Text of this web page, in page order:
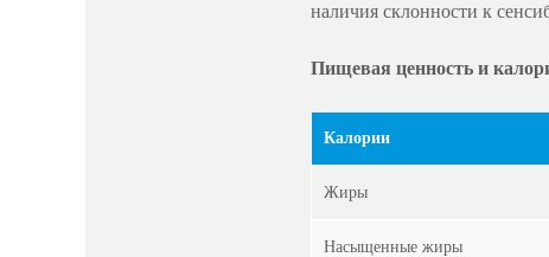
наличия склонности к
Пищевая ценность и
Калории
Жиры
Насыщенные жиры